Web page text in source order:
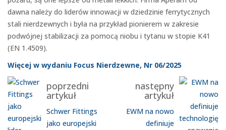
dawna należy do liderów innowacji w dziedzinie ferrytycznych
stali nierdzewnych i była na przykład pionierem w zakresie
podwójnej stabilizacji za pomocą niobu i tytanu w stopie K41
(EN 1.4509).
Więcej w wydaniu Focus Nierdzewne, Nr 06/2025
poprzedni
artykuł
Schwer Fittings
jako europejski
następny
artykuł
EWM na nowo
definiuje